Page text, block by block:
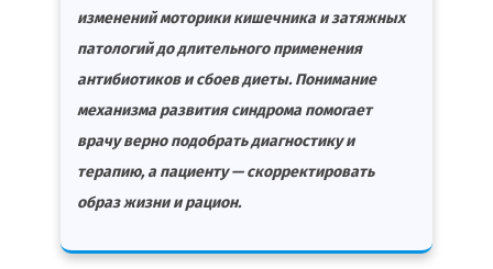
изменений моторики кишечника и затяжных
патологий до длительного применения
антибиотиков и сбоев диеты. Понимание
механизма развития синдрома помогает
врачу верно подобрать диагностику и
терапию, а пациенту — скорректировать
образ жизни и рацион.